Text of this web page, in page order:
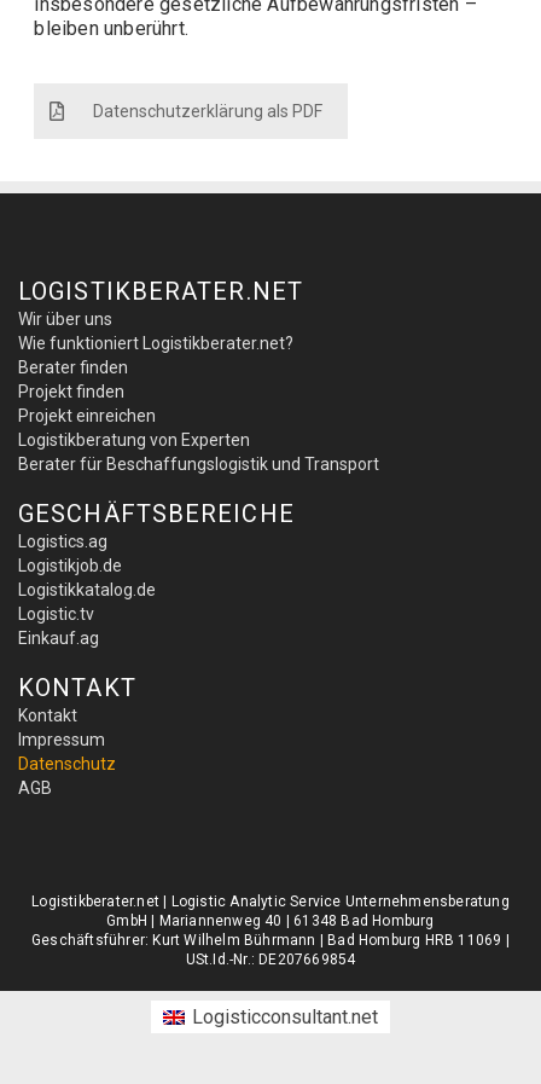
bleiben unberührt.
Datenschutzerklärung als PDF
LOGISTIKBERATER.NET
Wir über uns
Wie funktioniert Logistikberater.net?
Berater finden
Projekt finden
Projekt einreichen
Logistikberatung von Experten
Berater für Beschaffungslogistik und Transport
GESCHÄFTSBEREICHE
Logistics.ag
Logistikjob.de
Logistikkatalog.de
Logistic.tv
Einkauf.ag
KONTAKT
Kontakt
Impressum
Datenschutz
AGB
Logistikberater.net | Logistic Analytic Service Unternehmensberatung
GmbH | Mariannenweg 40 | 61348 Bad Homburg
Geschäftsführer: Kurt Wilhelm Bührmann | Bad Homburg HRB 11069 |
USt.Id.-Nr.: DE207669854
Logisticconsultant.net